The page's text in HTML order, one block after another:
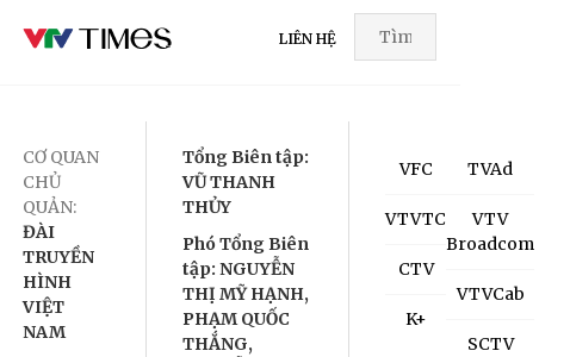
LIÊN HỆ
CƠ QUAN
CHỦ
QUẢN:
ĐÀI
TRUYỀN
HÌNH
VIỆT
NAM
Tổng Biên tập:
VŨ THANH
THỦY
Phó Tổng Biên
tập: NGUYỄN
THỊ MỸ HẠNH,
PHẠM QUỐC
THẮNG,
VFC
VTVTC
CTV
K+
TVAd
VTV
Broadcom
VTVCab
SCTV